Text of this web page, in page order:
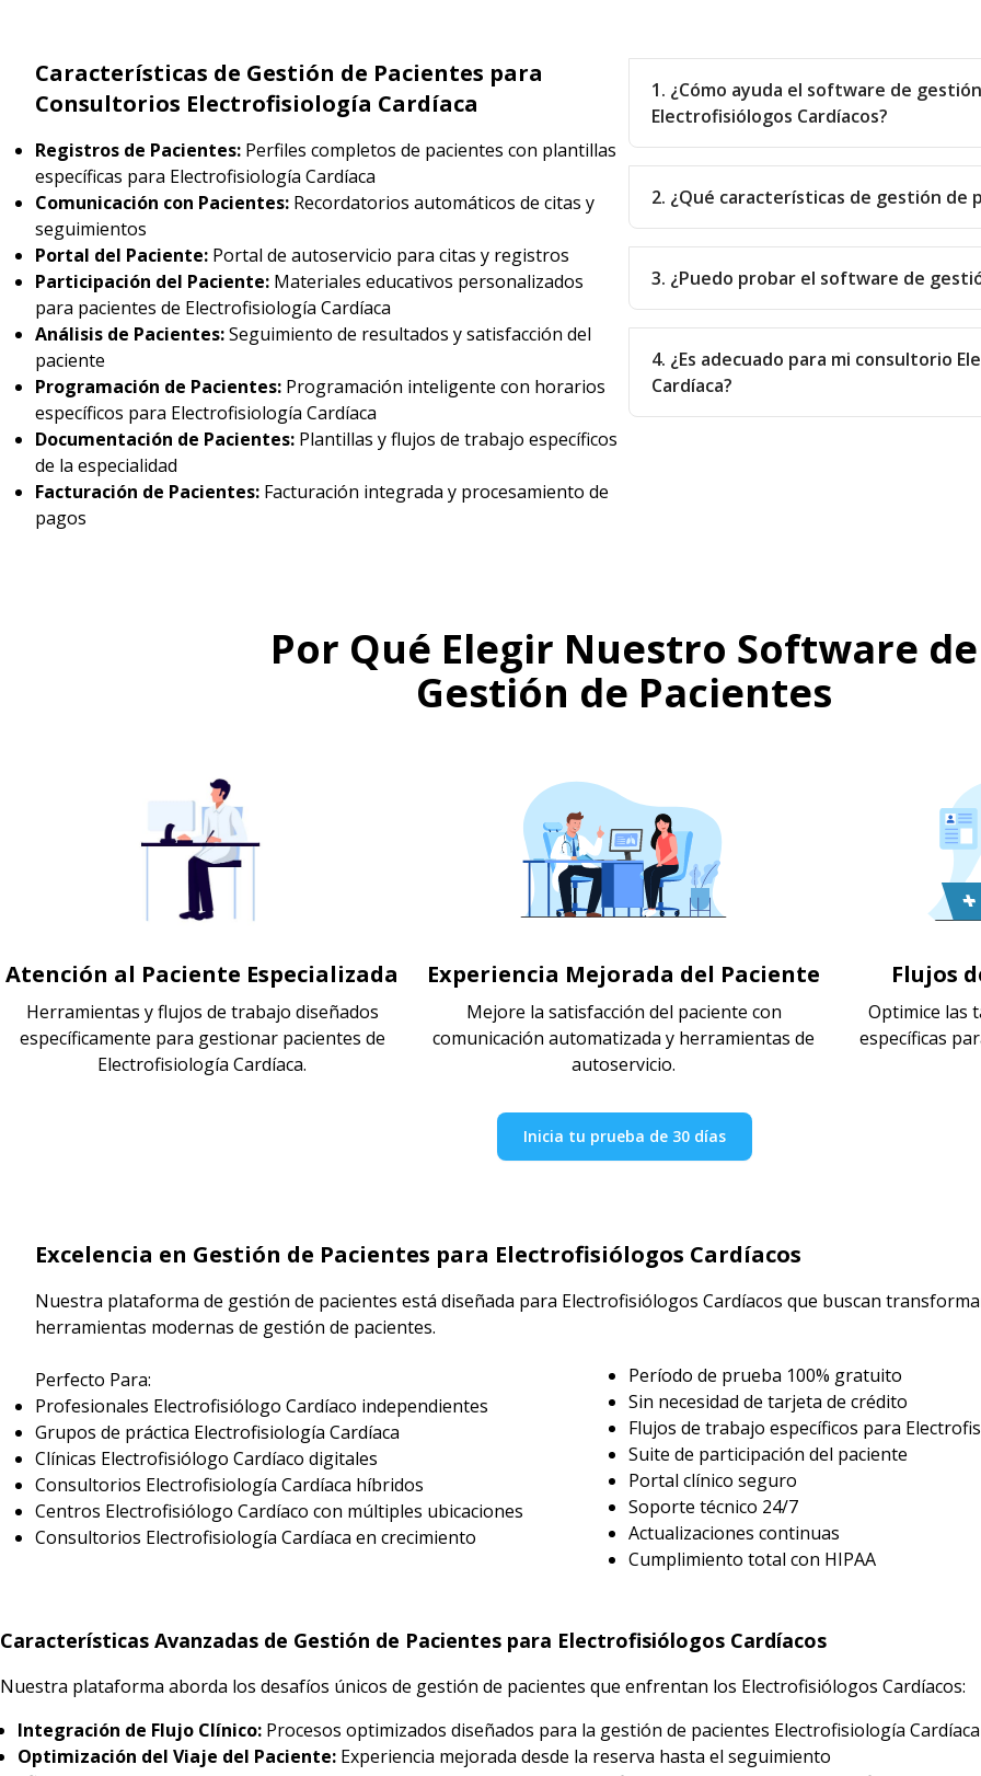
Características de Gestión de Pacientes para
Consultorios Electrofisiología Cardíaca
Registros de Pacientes: Perfiles completos de pacientes con plantillas
específicas para Electrofisiología Cardíaca
Comunicación con Pacientes: Recordatorios automáticos de citas y
seguimientos
Portal del Paciente: Portal de autoservicio para citas y registros
Participación del Paciente: Materiales educativos personalizados
para pacientes de Electrofisiología Cardíaca
Análisis de Pacientes:Seguimiento de resultados y satisfacción del
paciente
Programación de Pacientes: Programación inteligente con horarios
específicos para Electrofisiología Cardíaca
Documentación de Pacientes: Plantillas y flujos de trabajo específicos
de la especialidad
Facturación de Pacientes: Facturación integrada y procesamiento de
pagos
1. ¿Cómo ayuda el software de
Electrofisiólogos Cardíacos?
2. ¿Qué características de gestión de
3. ¿Puedo probar el software de
4. ¿Es adecuado para mi consultorio
Cardíaca?
Por Qué Elegir Nuestro Software de
Gestión de Pacientes
Atención al Paciente Especializada
Herramientas y flujos de trabajo diseñados
específicamente para gestionar pacientes de
Electrofisiología Cardíaca.
Experiencia Mejorada del Paciente
Mejore la satisfacción del paciente con
comunicación automatizada y herramientas de
autoservicio.
Flujos
Optimice las
específicas
Inicia tu prueba de 30 días
Excelencia en Gestión de Pacientes para Electrofisiólogos Cardíacos
Nuestra plataforma de gestión de pacientes está diseñada para Electrofisiólogos Cardíacos que buscan
herramientas modernas de gestión de pacientes.
Perfecto Para:
Profesionales Electrofisiólogo Cardíaco independientes
Grupos de práctica Electrofisiología Cardíaca
Clínicas Electrofisiólogo Cardíaco digitales
Consultorios Electrofisiología Cardíaca híbridos
Centros Electrofisiólogo Cardíaco con múltiples ubicaciones
Consultorios Electrofisiología Cardíaca en crecimiento
Período de prueba 100% gratuito
Sin necesidad de tarjeta de crédito
Flujos de trabajo específicos para
Suite de participación del paciente
Portal clínico seguro
Soporte técnico 24/7
Actualizaciones continuas
Cumplimiento total con HIPAA
Características Avanzadas de Gestión de Pacientes para Electrofisiólogos Cardíacos
Nuestra plataforma aborda los desafíos únicos de gestión de pacientes que enfrentan los Electrofisiólogos Cardíacos:
Integración de Flujo Clínico: Procesos optimizados diseñados para la gestión de pacientes Electrofisiología Cardíaca
Optimización del Viaje del Paciente: Experiencia mejorada desde la reserva hasta el seguimiento